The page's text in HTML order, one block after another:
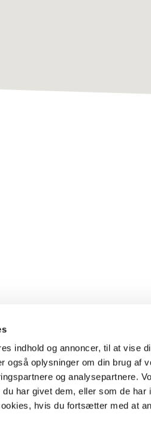
indhold og annoncer, til at vise
også oplysninger om din brug af
og analysepartnere.
har givet dem, eller som de har
hvis du fortsætter med at